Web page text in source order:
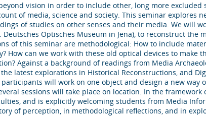
vision in order to include other, long more excluded
of media, science and society. This seminar explores
of studies on other senses and their media. We will
Optisches Museum in Jena), to reconstruct the
of this seminar are methodological: How to include
How can we work with these old optical devices to make
Against a background of readings from Media
latest explorations in Historical Reconstructions, and
will work on one object and design a new way
sessions will take place on location. In the framework
and is explicitly welcoming students from Media
of perception, in methodological reflections, and in